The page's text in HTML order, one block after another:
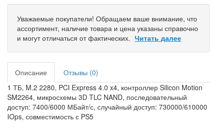
Уважаемые покупатели! Обращаем ваше внимание, что
ассортимент, наличие товара и цена указаны справочно
и могут отличаться от фактических. Читать далее
Описание
Отзывы (0)
1 ТБ, M.2 2280, PCI Express 4.0 x4, контроллер Silicon Motion
SM2264, микросхемы 3D TLC NAND, последовательный
доступ: 7400/6000 МБайт/с, случайный доступ: 730000/610000
IOps, совместимость с PS5